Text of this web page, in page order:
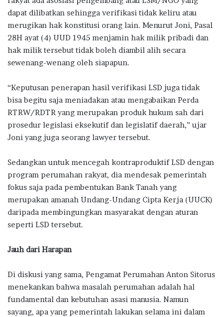
dapat dilibatkan sehingga verifikasi tidak keliru atau
merugikan hak konstitusi orang lain. Menurut Joni, Pasal
28H ayat (4) UUD 1945 menjamin hak milik pribadi dan
hak milik tersebut tidak boleh diambil alih secara
sewenang-wenang oleh siapapun.
“Keputusan penerapan hasil verifikasi LSD juga tidak
bisa begitu saja meniadakan atau mengabaikan Perda
RTRW/RDTR yang merupakan produk hukum sah dari
prosedur legislasi eksekutif dan legislatif daerah,” ujar
Joni yang juga seorang lawyer tersebut.
Sedangkan untuk mencegah kontraproduktif LSD dengan
program perumahan rakyat, dia mendesak pemerintah
fokus saja pada pembentukan Bank Tanah yang
merupakan amanah Undang-Undang Cipta Kerja (UUCK)
daripada membingungkan masyarakat dengan aturan
seperti LSD tersebut.
Jauh dari Harapan
Di diskusi yang sama, Pengamat Perumahan Anton Sitorus
menekankan bahwa masalah perumahan adalah hal
fundamental dan kebutuhan asasi manusia. Namun
sayang, apa yang pemerintah lakukan selama ini dalam